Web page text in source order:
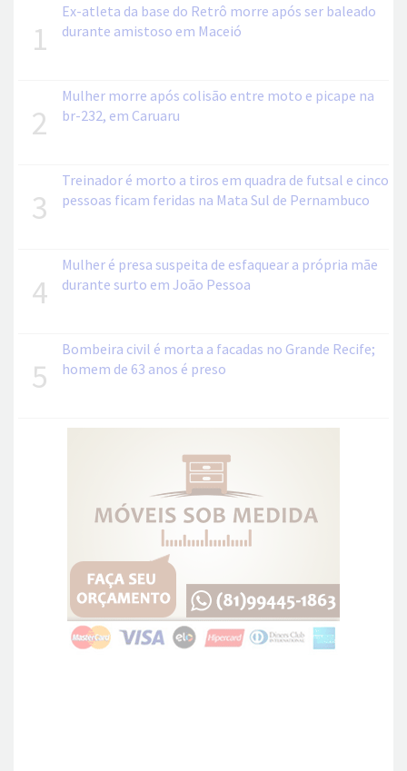
1
Ex-atleta da base do Retrô morre após ser baleado
durante amistoso em Maceió
2
Mulher morre após colisão entre moto e picape na
br-232, em Caruaru
3
Treinador é morto a tiros em quadra de futsal e cinco
pessoas ficam feridas na Mata Sul de Pernambuco
4
Mulher é presa suspeita de esfaquear a própria mãe
durante surto em João Pessoa
5
Bombeira civil é morta a facadas no Grande Recife;
homem de 63 anos é preso